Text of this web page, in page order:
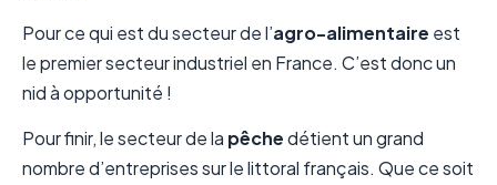
Pour ce qui est du secteur de l’agro-alimentaire est
le premier secteur industriel en France. C’est donc un
nid à opportunité !
Pour finir, le secteur de la pêchedétient un grand
nombre d’entreprises sur le littoral français. Que ce soit